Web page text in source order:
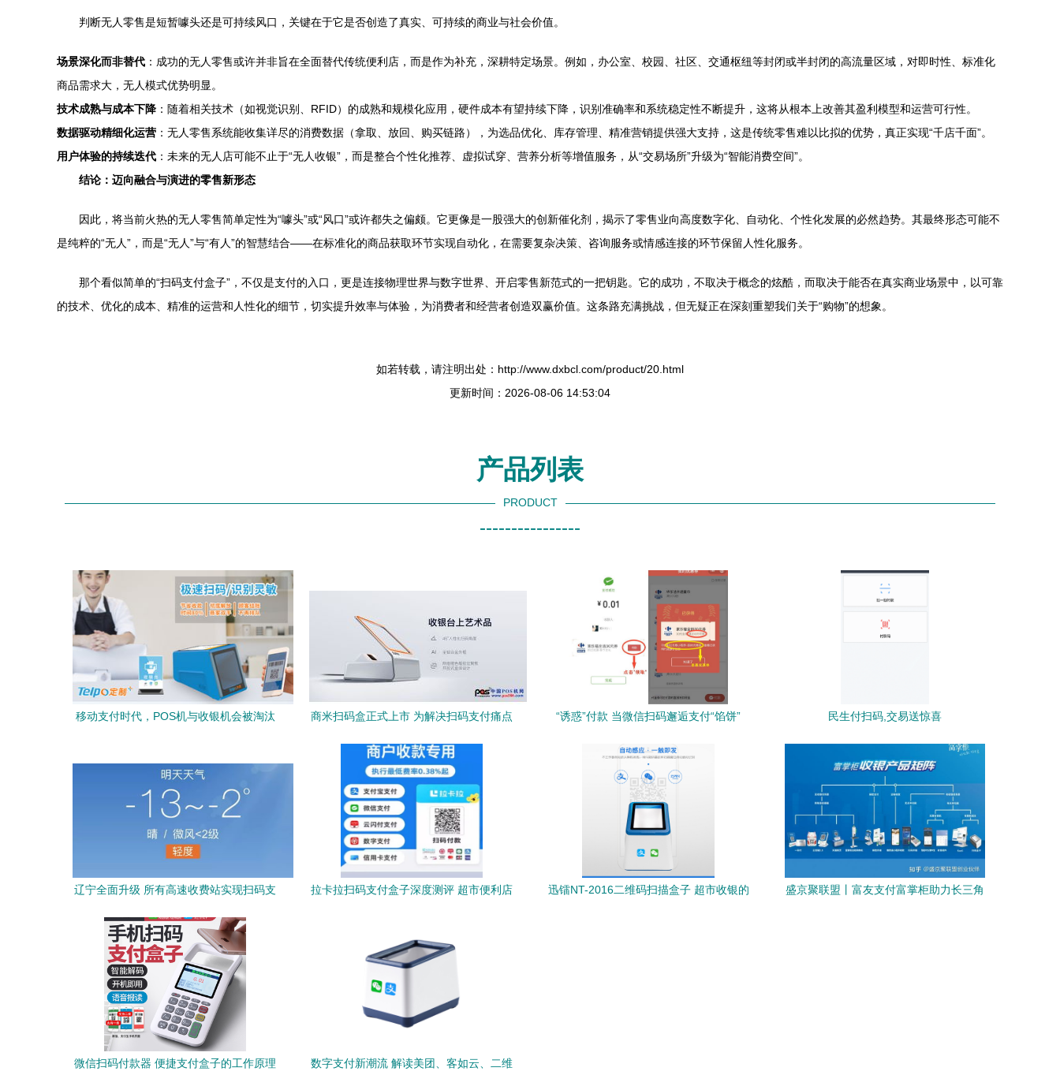
判断无人零售是短暂噱头还是可持续风口，关键在于它是否创造了真实、可持续的商业与社会价值。
场景深化而非替代 ：成功的无人零售或许并非旨在全面替代传统便利店，而是作为补充，深耕特定场景。例如，办公室、校园、社区、交通枢纽等封闭或半封闭的高流量区域，对即时性、标准化
商品需求大，无人模式优势明显。
技术成熟与成本下降 ：随着相关技术（如视觉识别、RFID）的成熟和规模化应用，硬件成本有望持续下降，识别准确率和系统稳定性不断提升，这将从根本上改善其盈利模型和运营可行性。
数据驱动精细化运营 ：无人零售系统能收集详尽的消费数据（拿取、放回、购买链路），为选品优化、库存管理、精准营销提供强大支持，这是传统零售难以比拟的优势，真正实现“千店千面”。
用户体验的持续迭代 ：未来的无人店可能不止于“无人收银”，而是整合个性化推荐、虚拟试穿、营养分析等增值服务，从“交易场所”升级为“智能消费空间”。
结论：迈向融合与演进的零售新形态
因此，将当前火热的无人零售简单定性为“噱头”或“风口”或许都失之偏颇。它更像是一股强大的创新催化剂，揭示了零售业向高度数字化、自动化、个性化发展的必然趋势。其最终形态可能不
是纯粹的“无人”，而是“无人”与“有人”的智慧结合——在标准化的商品获取环节实现自动化，在需要复杂决策、咨询服务或情感连接的环节保留人性化服务。
那个看似简单的“扫码支付盒子”，不仅是支付的入口，更是连接物理世界与数字世界、开启零售新范式的一把钥匙。它的成功，不取决于概念的炫酷，而取决于能否在真实商业场景中，以可靠
的技术、优化的成本、精准的运营和人性化的细节，切实提升效率与体验，为消费者和经营者创造双赢价值。这条路充满挑战，但无疑正在深刻重塑我们关于“购物”的想象。
如若转载，请注明出处：http://www.dxbcl.com/product/20.html
更新时间：2026-08-06 14:53:04
产品列表
PRODUCT
----------------
移动支付时代，POS机与收银机会被淘汰
商米扫码盒正式上市 为解决扫码支付痛点
“诱惑”付款 当微信扫码邂逅支付“馅饼” 民生付扫码,交易送惊喜
辽宁全面升级 所有高速收费站实现扫码支
拉卡拉扫码支付盒子深度测评 超市便利店
迅镭NT-2016二维码扫描盒子 超市收银的
盛京聚联盟丨富友支付富掌柜助力长三角
微信扫码付款器 便捷支付盒子的工作原理
数字支付新潮流 解读美团、客如云、二维